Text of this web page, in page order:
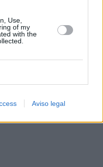
Use,
of my
with the
Aviso legal